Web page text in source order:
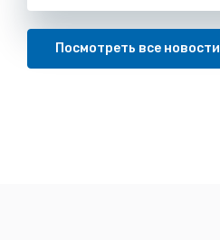
Посмотреть все новости